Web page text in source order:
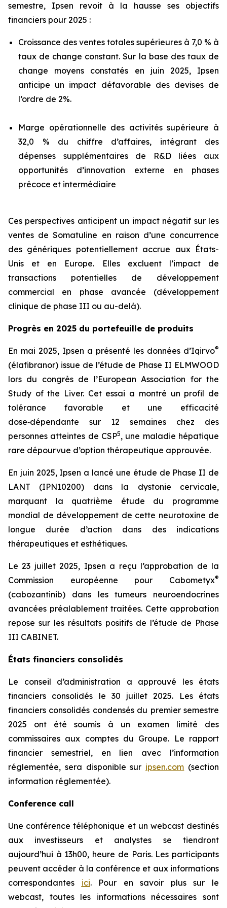
semestre, Ipsen revoit à la hausse ses objectifs
financiers pour 2025 :
Croissance des ventes totales supérieures à 7,0 % à
taux de change constant. Sur la base des taux de
change moyens constatés en juin 2025, Ipsen
anticipe un impact défavorable des devises de
l’ordre de 2%.
Marge opérationnelle des activités supérieure à
32,0 % du chiffre d’affaires, intégrant des
dépenses supplémentaires de R&D liées aux
opportunités d’innovation externe en phases
précoce et intermédiaire
Ces perspectives anticipent un impact négatif sur les
ventes de Somatuline en raison d’une concurrence
des génériques potentiellement accrue aux États-
Unis et en Europe. Elles excluent l’impact de
transactions potentielles de développement
commercial en phase avancée (développement
clinique de phase III ou au-delà).
Progrès en 2025 du portefeuille de produits
En mai 2025, Ipsen a présenté les données d’Iqirvo®
(élafibranor) issue de l’étude de Phase II ELMWOOD
lors du congrès de l’European Association for the
Study of the Liver. Cet essai a montré un profil de
tolérance favorable et une efficacité
dose‑dépendante sur 12 semaines chez des
personnes atteintes de CSP5, une maladie hépatique
rare dépourvue d’option thérapeutique approuvée.
En juin 2025, Ipsen a lancé une étude de Phase II de
LANT (IPN10200) dans la dystonie cervicale,
marquant la quatrième étude du programme
mondial de développement de cette neurotoxine de
longue durée d’action dans des indications
thérapeutiques et esthétiques.
Le 23 juillet 2025, Ipsen a reçu l’approbation de la
Commission européenne pour Cabometyx®
(cabozantinib) dans les tumeurs neuroendocrines
avancées préalablement traitées. Cette approbation
repose sur les résultats positifs de l’étude de Phase
III CABINET.
États financiers consolidés
Le conseil d’administration a approuvé les états
financiers consolidés le 30 juillet 2025. Les états
financiers consolidés condensés du premier semestre
2025 ont été soumis à un examen limité des
commissaires aux comptes du Groupe. Le rapport
financier semestriel, en lien avec l’information
réglementée, sera disponible sur ipsen.com (section
information réglementée).
Conference call
Une conférence téléphonique et un webcast destinés
aux investisseurs et analystes se tiendront
aujourd’hui à 13h00, heure de Paris. Les participants
peuvent accéder à la conférence et aux informations
correspondantes ici. Pour en savoir plus sur le
webcast, toutes les informations nécessaires sont